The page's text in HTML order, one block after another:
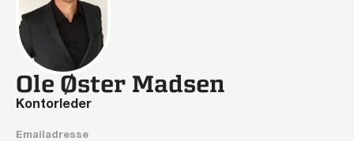
Ole Øster Madsen
Kontorleder
Emailadresse